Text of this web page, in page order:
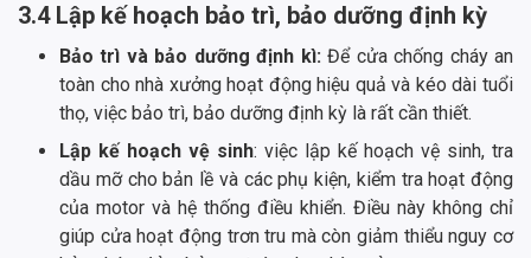
3.4 Lập kế hoạch bảo trì, bảo dưỡng định kỳ
Bảo trì và bảo dưỡng định kì:Để cửa chống cháy an
toàn cho nhà xưởng hoạt động hiệu quả và kéo dài tuổi
thọ, việc bảo trì, bảo dưỡng định kỳ là rất cần thiết.
Lập kế hoạch vệ sinh: việc lập kế hoạch vệ sinh, tra
dầu mỡ cho bản lề và các phụ kiện, kiểm tra hoạt động
của motor và hệ thống điều khiển. Điều này không chỉ
giúp cửa hoạt động trơn tru mà còn giảm thiểu nguy cơ